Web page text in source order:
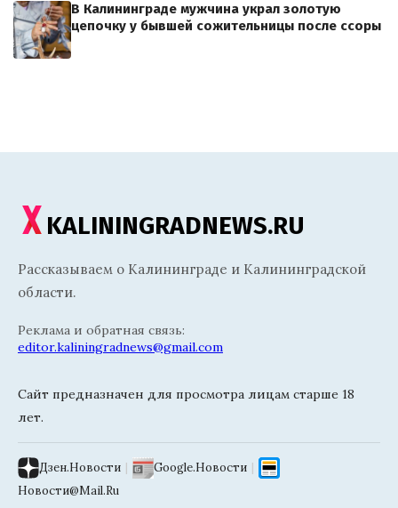
В Калининграде мужчина украл золотую
цепочку у бывшей сожительницы после ссоры
KALININGRADNEWS.RU
Рассказываем о Калининграде и Калининградской
области.
Реклама и обратная связь:
editor.kaliningradnews@gmail.com
Сайт предназначен для просмотра лицам старше 18
лет.
Дзен.Новости | Google.Новости |
Новости@Mail.Ru